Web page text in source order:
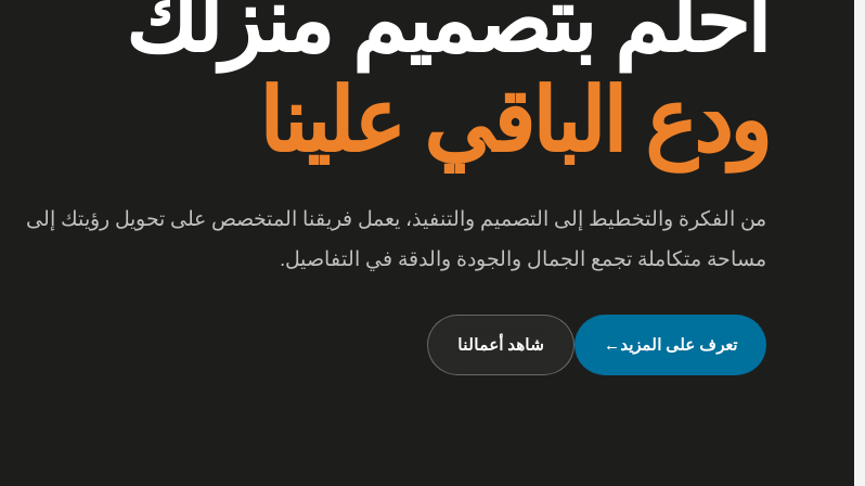
أرقى المفروشات
بتفاصيل تصنع الفرق
عندما تجتمع أرقى المفروشات مع جودة الخامات والتصميم المبتكر، تتحول المساحة إلى تجربة
متكاملة تعكس شخصيتك وأسلوب حياتك.
شاهد تصميماتنا← تواصل معنا